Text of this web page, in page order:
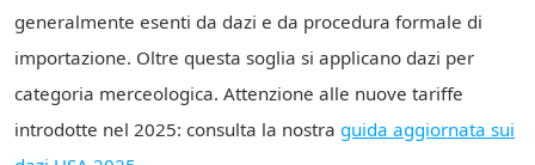
generalmente esenti da dazi e da procedura formale di
importazione. Oltre questa soglia si applicano dazi per
categoria merceologica. Attenzione alle nuove tariffe
introdotte nel 2025: consulta la nostra guida aggiornata sui